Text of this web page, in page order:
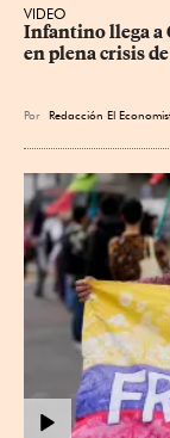
VIDEO
Infantino llega a
en plena crisis
Por Redacción El